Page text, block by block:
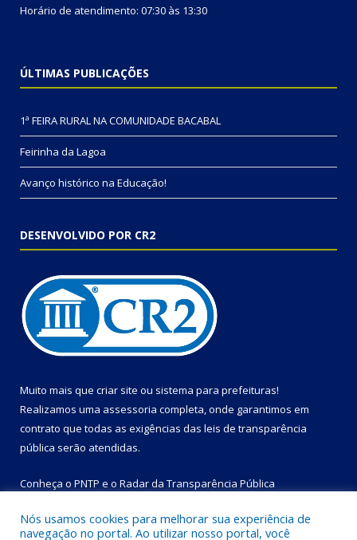
Horário de atendimento: 07:30 às 13:30
ÚLTIMAS PUBLICAÇÕES
1ª FEIRA RURAL NA COMUNIDADE BACABAL
Feirinha da Lagoa
Avanço histórico na Educação!
DESENVOLVIDO POR CR2
Muito mais que criar site ou sistema para prefeituras!
Realizamos uma assessoria completa, onde garantimos em
contrato que todas as exigências das leis de transparência
pública serão atendidas.
Conheça o PNTP e o Radar da Transparência Pública
Nós usamos cookies para melhorar sua experiência de
navegação no portal. Ao utilizar nosso portal, você